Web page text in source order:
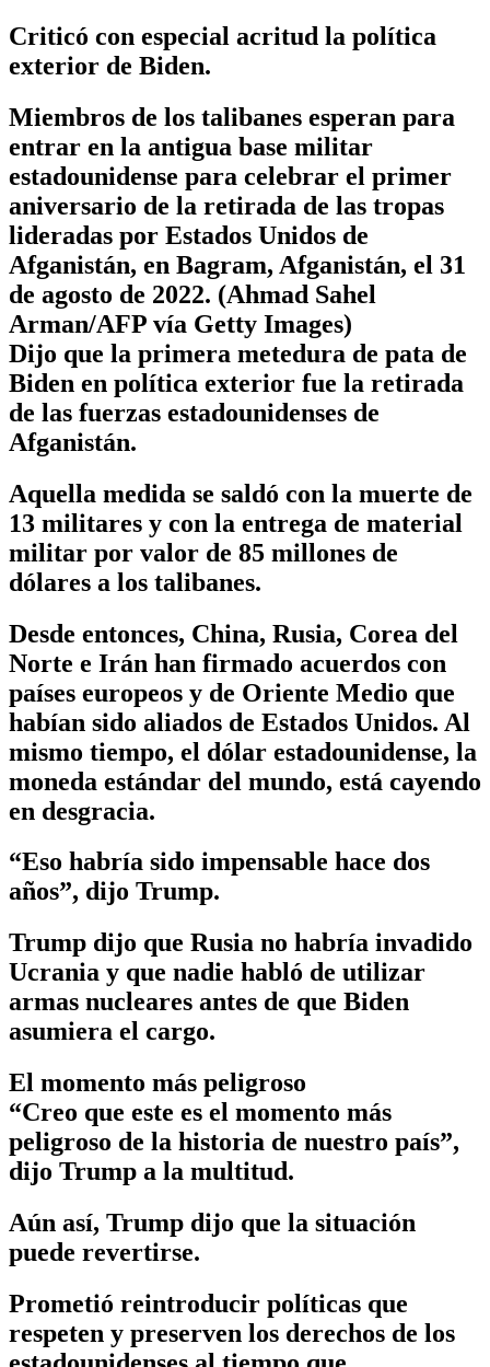
Criticó con especial acritud la política
exterior de Biden.
Miembros de los talibanes esperan para
entrar en la antigua base militar
estadounidense para celebrar el primer
aniversario de la retirada de las tropas
lideradas por Estados Unidos de
Afganistán, en Bagram, Afganistán, el 31
de agosto de 2022. (Ahmad Sahel
Arman/AFP vía Getty Images)
Dijo que la primera metedura de pata de
Biden en política exterior fue la retirada
de las fuerzas estadounidenses de
Afganistán.
Aquella medida se saldó con la muerte de
13 militares y con la entrega de material
militar por valor de 85 millones de
dólares a los talibanes.
Desde entonces, China, Rusia, Corea del
Norte e Irán han firmado acuerdos con
países europeos y de Oriente Medio que
habían sido aliados de Estados Unidos. Al
mismo tiempo, el dólar estadounidense, la
moneda estándar del mundo, está cayendo
en desgracia.
“Eso habría sido impensable hace dos
años”, dijo Trump.
Trump dijo que Rusia no habría invadido
Ucrania y que nadie habló de utilizar
armas nucleares antes de que Biden
asumiera el cargo.
El momento más peligroso
“Creo que este es el momento más
peligroso de la historia de nuestro país”,
dijo Trump a la multitud.
Aún así, Trump dijo que la situación
puede revertirse.
Prometió reintroducir políticas que
respeten y preserven los derechos de los